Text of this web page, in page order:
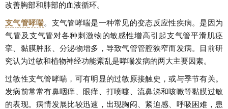
改善胸部和肺部的血液循环。
支气管哮喘。支气管哮喘是一种常见的变态反应性疾病。是因为
气管及支气管对各种刺激物的敏感性增高引起支气管平滑肌痉
挛、黏膜肿胀、分泌物增多，导致气管管腔狭窄而发病。目前研
究认为过敏和植物神经功能紊乱是哮喘发病的两大主要因素。
过敏性支气管哮喘，可有明显的过敏原接触史，或与季节有关。
发病前常常有鼻咽痒、眼痒、打喷嚏、流鼻涕和咳嗽等黏膜过敏
的表现。病情发展比较迅速，出现胸闷、紧迫感、呼吸困难，患